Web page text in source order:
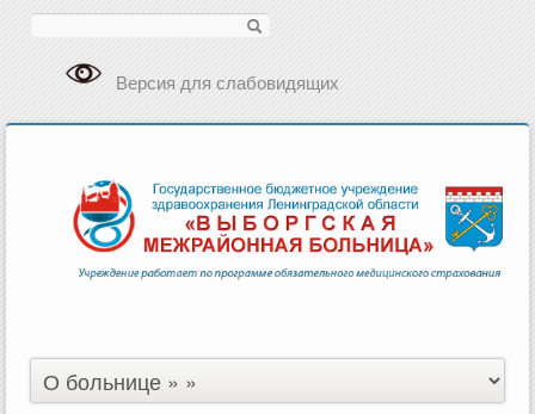
Версия для слабовидящих